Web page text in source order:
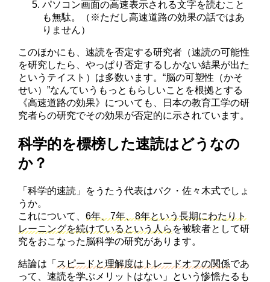
パソコン画面の高速表示される文字を読むこと
も無駄。（※ただし高速道路の効果の話ではあ
りません）
このほかにも、速読を否定する研究者（速読の可能性
を研究したら、やっぱり否定するしかない結果が出た
というテイスト）は多数います。“脳の可塑性（かそ
せい）”なんていうもっともらしいことを根拠とする
《高速道路の効果》についても、日本の教育工学の研
究者らの研究でその効果が否定的に示されています。
科学的を標榜した速読はどうなの
か？
「科学的速読」をうたう代表はパク・佐々木式でしょ
うか。
これについて、6年、7年、8年という長期にわたりト
レーニングを続けているという人らを被験者として研
究をおこなった脳科学の研究があります。
結論は「 スピードと理解度はトレードオフの関係であ
って、速読を学ぶメリットはない」という惨憺たるも